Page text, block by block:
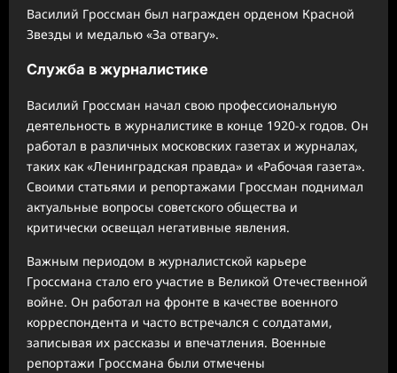
Василий Гроссман был награжден орденом Красной
Звезды и медалью «За отвагу».
Служба в журналистике
Василий Гроссман начал свою профессиональную
деятельность в журналистике в конце 1920-х годов. Он
работал в различных московских газетах и журналах,
таких как «Ленинградская правда» и «Рабочая газета».
Своими статьями и репортажами Гроссман поднимал
актуальные вопросы советского общества и
критически освещал негативные явления.
Важным периодом в журналистской карьере
Гроссмана стало его участие в Великой Отечественной
войне. Он работал на фронте в качестве военного
корреспондента и часто встречался с солдатами,
записывая их рассказы и впечатления. Военные
репортажи Гроссмана были отмечены